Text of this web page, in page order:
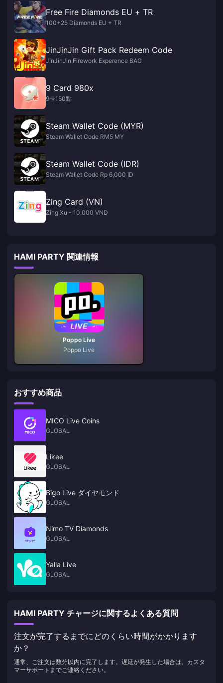
Free Fire Diamonds EU + TR
100+25 Diamonds EU + TR
JinJinJin Gift Pack Redeem Code
JinJinJin Firework Experence BAG
9 Card 980x
9卡150點
Steam Wallet Code (MYR)
Steam Wallet Code RM5 MY
Steam Wallet Code (IDR)
Steam Wallet Code Rp 6,000 ID
Zing Card (VN)
Zing Xu - 10,000 VND
HAMI PARTY 関連情報
Poppo Live
Poppo Live
おすすめ商品
MICO Live Coins
GLOBAL
Likee
GLOBAL
Bigo Live ダイヤモンド
GLOBAL
Nimo TV Diamonds
GLOBAL
Yalla Live
GLOBAL
HAMI PARTY チャージに関するよくある質問
注文が完了するまでにどのくらい時間がかかります
か？
通常、ご注文は数分以内に完了します。遅延が発生した場合は、カスタ
マーサポートまでご連絡ください。